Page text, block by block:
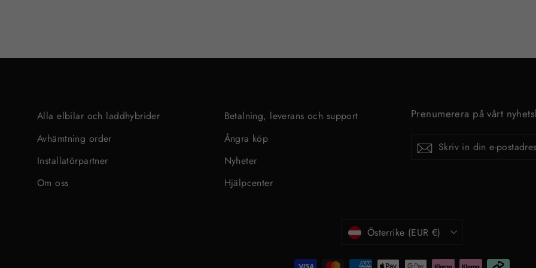
Alla elbilar och laddhybrider
Avhämtning order
Installatörpartner
Om oss
Betalning, leverans och support
Ångra köp
Nyheter
Hjälpcenter
Prenumerera på vårt
IN
Prenumerera
Valuta
Österrike (EUR €)